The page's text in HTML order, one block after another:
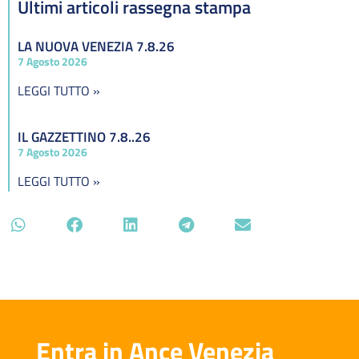
Ultimi articoli rassegna stampa
LA NUOVA VENEZIA 7.8.26
7 Agosto 2026
LEGGI TUTTO »
IL GAZZETTINO 7.8..26
7 Agosto 2026
LEGGI TUTTO »